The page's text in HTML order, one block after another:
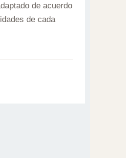
de acuerdo
de cada